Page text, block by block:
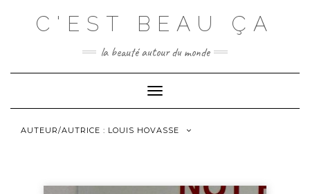
C'EST BEAU ÇA
la beauté autour du monde
Toggle
AUTEUR/AUTRICE : LOUIS HOVASSE